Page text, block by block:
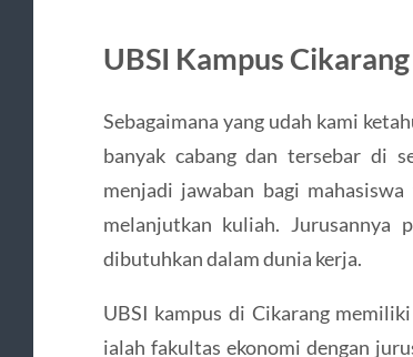
UBSI Kampus Cikarang
Sebagaimana yang udah kami
banyak cabang dan tersebar di
menjadi jawaban bagi
melanjutkan kuliah. Jurusannya
dibutuhkan dalam dunia kerja.
UBSI kampus di Cikarang
ialah fakultas ekonomi dengan